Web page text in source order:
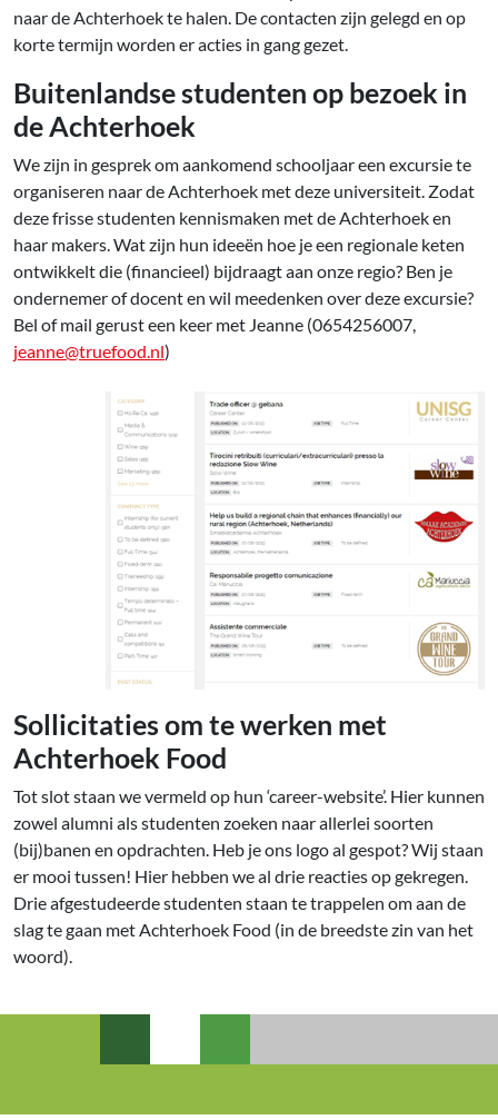
naar de Achterhoek te halen. De contacten zijn gelegd en op
korte termijn worden er acties in gang gezet.
Buitenlandse studenten op bezoek in
de Achterhoek
We zijn in gesprek om aankomend schooljaar een excursie te
organiseren naar de Achterhoek met deze universiteit. Zodat
deze frisse studenten kennismaken met de Achterhoek en
haar makers. Wat zijn hun ideeën hoe je een regionale keten
ontwikkelt die (financieel) bijdraagt aan onze regio? Ben je
ondernemer of docent en wil meedenken over deze excursie?
Bel of mail gerust een keer met Jeanne (0654256007,
jeanne@truefood.nl)
Sollicitaties om te werken met
Achterhoek Food
Tot slot staan we vermeld op hun ‘career-website’. Hier kunnen
zowel alumni als studenten zoeken naar allerlei soorten
(bij)banen en opdrachten. Heb je ons logo al gespot? Wij staan
er mooi tussen! Hier hebben we al drie reacties op gekregen.
Drie afgestudeerde studenten staan te trappelen om aan de
slag te gaan met Achterhoek Food (in de breedste zin van het
woord).